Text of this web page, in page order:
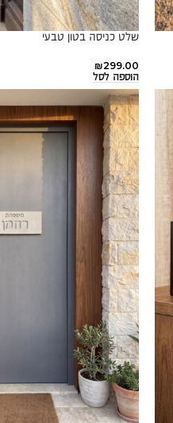
שלט כניסה בטון טבעי
₪299.00
הוספה לסל